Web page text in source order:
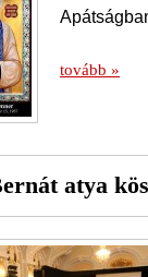
tovább »
atya